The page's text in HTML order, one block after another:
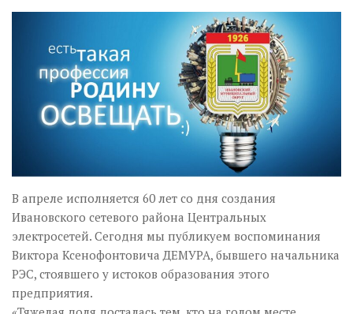
В апреле исполняется 60 лет со дня создания
Ивановского сетевого района Центральных
электросетей. Сегодня мы публикуем воспоминания
Виктора Ксенофонтовича ДЕМУРА, бывшего начальника
РЭС, стоявшего у истоков образования этого
предприятия.